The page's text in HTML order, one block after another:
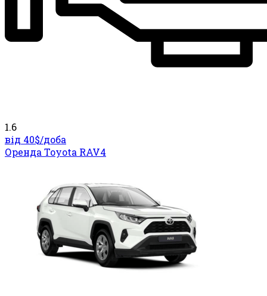
1.6
від 40$/доба
Оренда Toyota RAV4